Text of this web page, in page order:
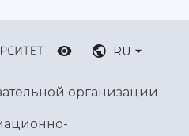
RU
организации